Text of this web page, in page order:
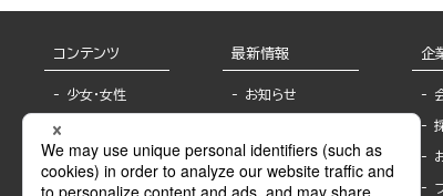
コンテンツ
少女・女性
BL
ライトノベル
最新情報
お知らせ
報
書店様へ
企